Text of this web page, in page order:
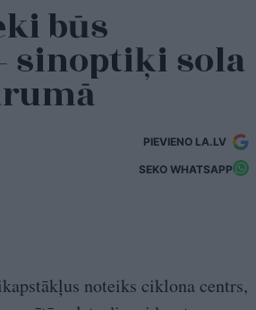
būs
sinoptiķi sola
PIEVIENO LA.LV
SEKO WHATSAPP
noteiks ciklona centrs,